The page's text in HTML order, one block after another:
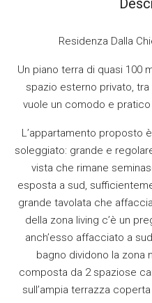
Residenza Dalla
Un piano terra di quasi 100
spazio esterno privato,
vuole un comodo e
L’appartamento proposto
soleggiato: grande e
vista che rimane
esposta a sud,
grande tavolata che
della zona living c’è un
anch’esso affacciato a
bagno dividono la zona
composta da 2 spaziose
sull’ampia terrazza